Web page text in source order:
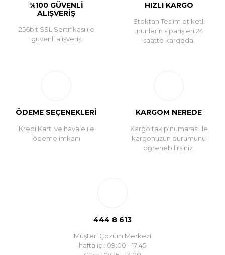
%100 GÜVENLİ
ALIŞVERİŞ
256bit SSL Sertifikası ile
güvenli alışveriş
HIZLI KARGO
Stoktan Teslim etiketli
ürünlerin siparişleri 24
saatte kargoda.
ÖDEME SEÇENEKLERİ
Kredi Kartı ve havale ile
ödeme imkanı
KARGOM NEREDE
Kargo takip numarası ile
kargonuzun durumunu
öğrenebilirsiniz.
444 8 613
Müşteri Çözüm Merkezi
hafta içi: 09:00 - 17:45